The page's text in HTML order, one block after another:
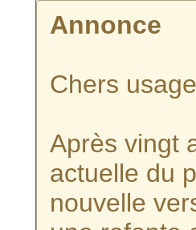
Annonce
Chers
Après vingt
actuelle du
nouvelle